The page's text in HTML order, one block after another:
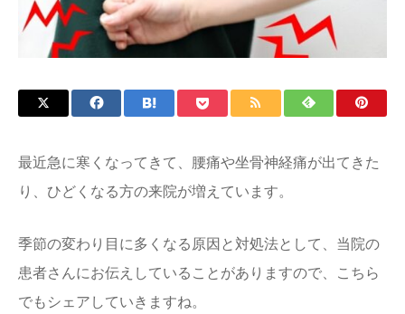
最近急に寒くなってきて、腰痛や坐骨神経痛が出てきた
り、ひどくなる方の来院が増えています。
季節の変わり目に多くなる原因と対処法として、当院の
患者さんにお伝えしていることがありますので、こちら
でもシェアしていきますね。